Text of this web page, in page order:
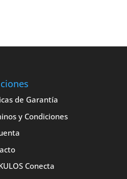
de Garantía
y Condiciones
Conecta